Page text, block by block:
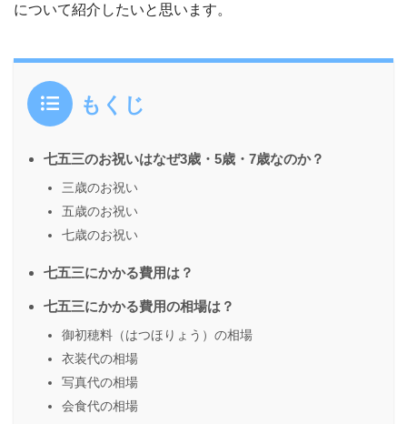
について紹介したいと思います。
もくじ
七五三のお祝いはなぜ3歳・5歳・7歳なのか？
三歳のお祝い
五歳のお祝い
七歳のお祝い
七五三にかかる費用は？
七五三にかかる費用の相場は？
御初穂料（はつほりょう）の相場
衣装代の相場
写真代の相場
会食代の相場